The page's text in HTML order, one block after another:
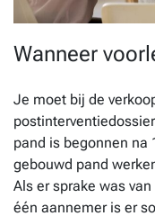
Wanneer
Je moet bij de
pand is begonnen na
gebouwd pand
Als er sprake was van
één aannemer is er